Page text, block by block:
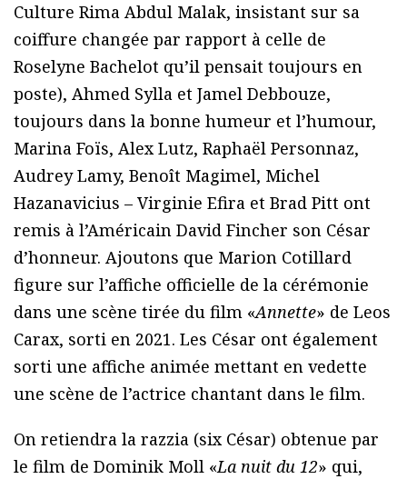
Culture Rima Abdul Malak, insistant sur sa
coiffure changée par rapport à celle de
Roselyne Bachelot qu’il pensait toujours en
poste), Ahmed Sylla et Jamel Debbouze,
toujours dans la bonne humeur et l’humour,
Marina Foïs, Alex Lutz, Raphaël Personnaz,
Audrey Lamy, Benoît Magimel, Michel
Hazanavicius – Virginie Efira et Brad Pitt ont
remis à l’Américain David Fincher son César
d’honneur. Ajoutons que Marion Cotillard
figure sur l’affiche officielle de la cérémonie
dans une scène tirée du film «Annette» de Leos
Carax, sorti en 2021. Les César ont également
sorti une affiche animée mettant en vedette
une scène de l’actrice chantant dans le film.
On retiendra la razzia (six César) obtenue par
le film de Dominik Moll «La nuit du 12» qui,